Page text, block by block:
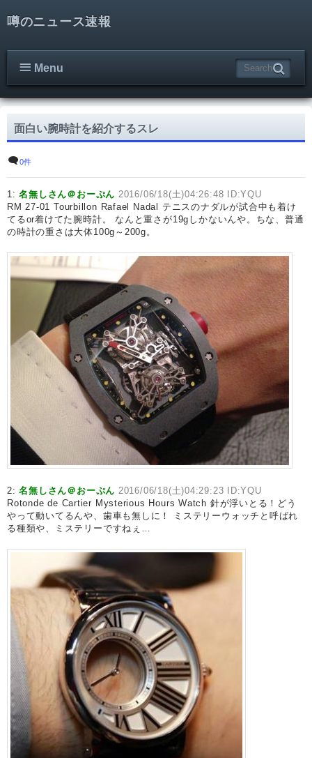
噂のニュース速報
Menu
面白い腕時計を紹介するスレ
0件
1:名無しさん＠おーぷん 2016/06/18(土)04:26:48 ID:YQU
RM 27-01 Tourbillon Rafael Nadal テニスのナダルが試合中も着け
てるor着けてた腕時計。 なんと重さが19gしかないんや。ちな、普通
の時計の重さは大体100g～200g。
2:名無しさん＠おーぷん 2016/06/18(土)04:29:23 ID:YQU
Rotonde de Cartier Mysterious Hours Watch 針が浮いとる！どう
やって動いてるんや、歯車も無しに！ ミステリーウォッチと呼ばれ
る種類や、ミステリーですねぇ…